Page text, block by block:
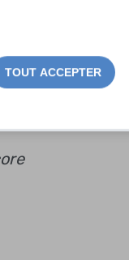
TOUT ACCEPTER